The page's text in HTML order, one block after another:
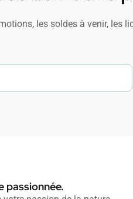
les soldes à venir, les
passionnée.